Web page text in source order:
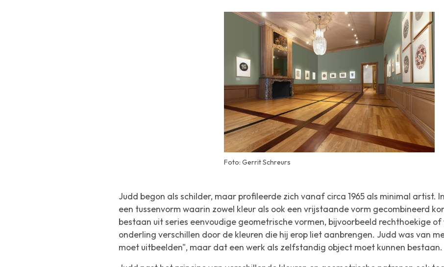
Foto: Gerrit Schreurs
Judd begon als schilder, maar profileerde zich vanaf circa 1965 als minimal artist.
een tussenvorm waarin zowel kleur als ook een vrijstaande vorm gecombineerd
bestaan uit series eenvoudige geometrische vormen, bijvoorbeeld rechthoekige of
onderling verschillen door de kleuren die hij erop liet aanbrengen. Judd was van
moet uitbeelden", maar dat een werk als zelfstandig object moet kunnen bestaan.